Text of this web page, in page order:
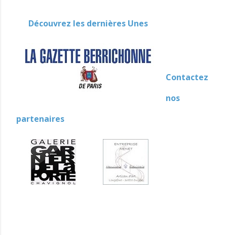
Découvrez les dernières Unes
Contactez
nos
partenaires